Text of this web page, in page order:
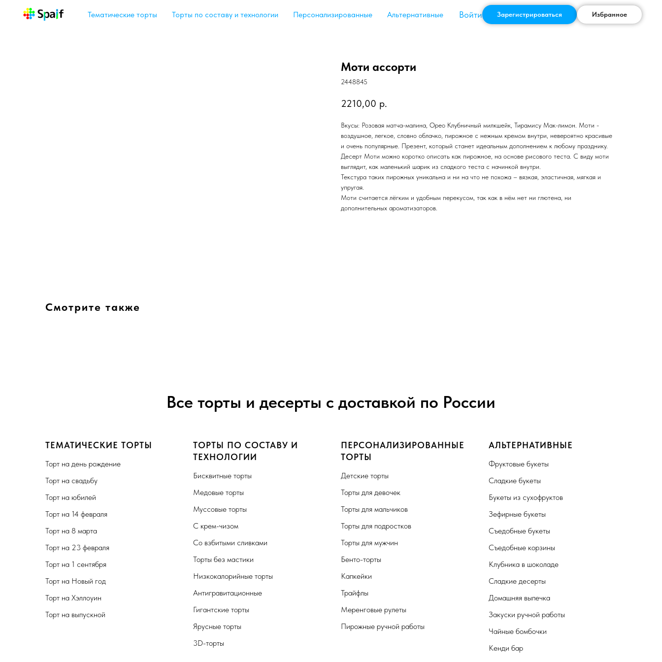
Тематические торты Торты по составу и технологии Персонализированные Альтернативные Войти Зарегистрироваться Избранное
Моти ассорти
2448845
2210,00 р.
Вкусы: Розовая матча-малина, Орео Клубничный милкшейк, Тирамису Мак-лимон. Моти -
воздушное, легкое, словно облачко, пирожное с нежным кремом внутри, невероятно красивые
и очень популярные. Презент, который станет идеальным дополнением к любому празднику.
Десерт Моти можно коротко описать как пирожное, на основе рисового теста. С виду моти
выглядит, как маленький шарик из сладкого теста с начинкой внутри.
Текстура таких пирожных уникальна и ни на что не похожа – вязкая, эластичная, мягкая и
упругая.
Моти считается лёгким и удобным перекусом, так как в нём нет ни глютена, ни
дополнительных ароматизаторов.
Смотрите также
Все торты и десерты с доставкой по России
ТЕМАТИЧЕСКИЕ ТОРТЫ
Торт на день рождение
Торт на свадьбу
Торт на юбилей
Торт на 14 февраля
Торт на 8 марта
Торт на 23 февраля
Торт на 1 сентября
Торт на Новый год
Торт на Хэллоуин
Торт на выпускной
ТОРТЫ ПО СОСТАВУ И
ТЕХНОЛОГИИ
Бисквитные торты
Медовые торты
Муссовые торты
С крем-чизом
Со взбитыми сливками
Торты без мастики
Низкокалорийные торты
Антигравитационные
Гигантские торты
Ярусные торты
3D-торты
ПЕРСОНАЛИЗИРОВАННЫЕ
ТОРТЫ
Детские торты
Торты для девочек
Торты для мальчиков
Торты для подростков
Торты для мужчин
Бенто-торты
Капкейки
Трайфлы
Меренговые рулеты
Пирожные ручной работы
АЛЬТЕРНАТИВНЫЕ
Фруктовые букеты
Сладкие букеты
Букеты из сухофруктов
Зефирные букеты
Съедобные букеты
Съедобные корзины
Клубника в шоколаде
Сладкие десерты
Домашняя выпечка
Закуски ручной работы
Чайные бомбочки
Кенди бар